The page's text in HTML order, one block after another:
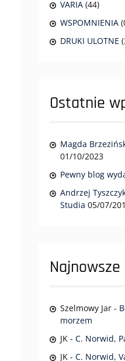
VARIA (44)
WSPOMNIENIA
DRUKI ULOTNE
Ostatnie
Magda
01/10/2023
Pewny blog
Andrzej
Studia 05/07/
Szelmowy Jar -
morzem
JK - C. Norwid,
JK - C. Norwid,